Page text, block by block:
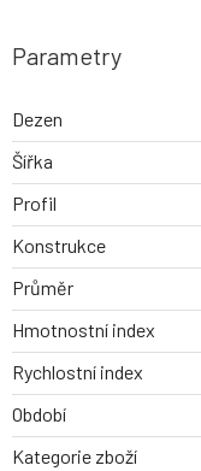
Parametry
Dezen
Šířka
Profil
Konstrukce
Průměr
Hmotnostní index
Rychlostní index
Období
Kategorie zboží